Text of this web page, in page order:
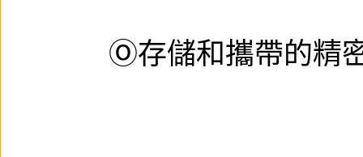
Ⓞ存儲和攜帶的精